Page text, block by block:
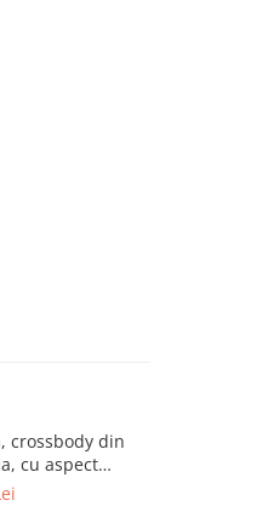
crossbody din
cu aspect